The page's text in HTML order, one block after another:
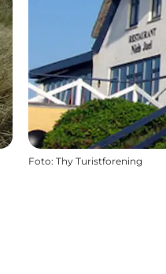
Foto: Thy Turistforening